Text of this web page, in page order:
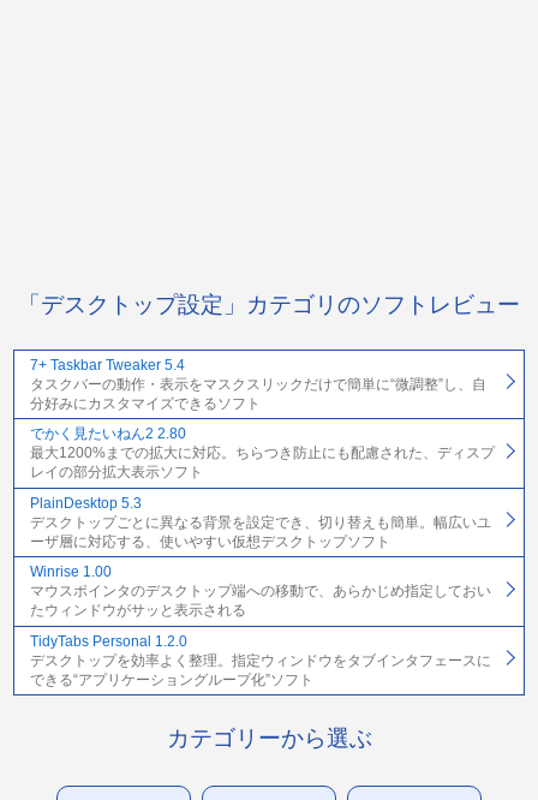
「デスクトップ設定」カテゴリのソフトレビュー
7+ Taskbar Tweaker 5.4
タスクバーの動作・表示をマスクスリックだけで簡単に“微調整”し、自
分好みにカスタマイズできるソフト
でかく見たいねん2 2.80
最大1200%までの拡大に対応。ちらつき防止にも配慮された、ディスプ
レイの部分拡大表示ソフト
PlainDesktop 5.3
デスクトップごとに異なる背景を設定でき、切り替えも簡単。幅広いユ
ーザ層に対応する、使いやすい仮想デスクトップソフト
Winrise 1.00
マウスポインタのデスクトップ端への移動で、あらかじめ指定しておい
たウィンドウがサッと表示される
TidyTabs Personal 1.2.0
デスクトップを効率よく整理。指定ウィンドウをタブインタフェースに
できる“アプリケーショングループ化”ソフト
カテゴリーから選ぶ